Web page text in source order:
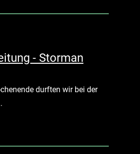
- Storman
durften wir bei der